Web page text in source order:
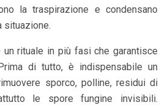
la traspirazione e condensano
situazione.
un rituale in più fasi che garantisce
di tutto, è indispensabile un
sporco, polline, residui di
le spore fungine invisibili.